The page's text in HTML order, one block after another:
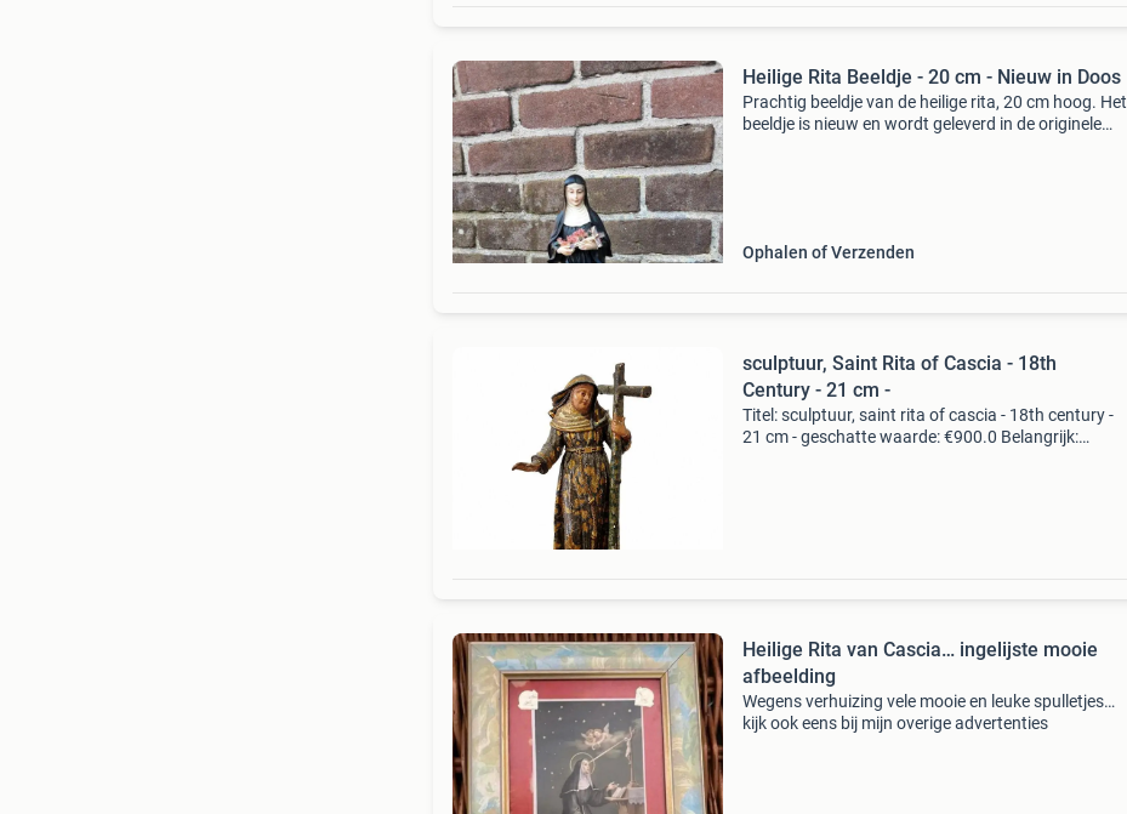
Heilige Rita Beeldje - 20 cm - Nieuw in Doos
Prachtig beeldje van de heilige rita, 20 cm hoog. Het
beeldje is nieuw en wordt geleverd in de originele
Ophalen of Verzenden
sculptuur, Saint Rita of Cascia - 18th
Century - 21 cm -
Titel: sculptuur, saint rita of cascia - 18th century -
21 cm - geschatte waarde: €900.0 Belangrijk:
Heilige Rita van Cascia… ingelijste mooie
afbeelding
Wegens verhuizing vele mooie en leuke spulletjes…
kijk ook eens bij mijn overige advertenties